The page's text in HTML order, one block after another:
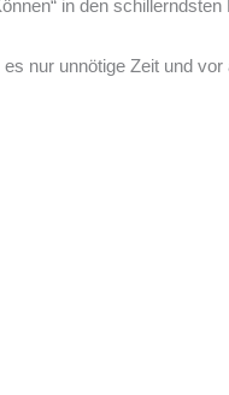
in den schillerndsten
nur unnötige Zeit und